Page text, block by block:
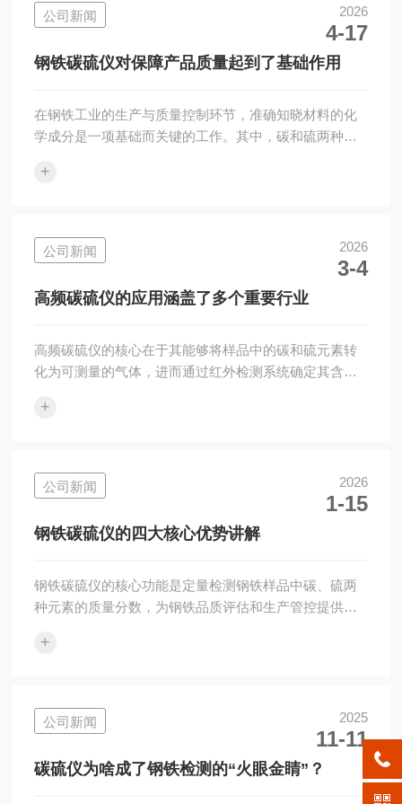
量，便成为材料科学和工业质检领域的关键课题。高频
碳硫仪的工作原理基于两大核心技术的协同——“高频感
应燃烧”与“红外吸收光谱”。步骤一：操作人员将待测样
品(如钢屑、矿石粉末等)放入陶瓷坩埚中，再加...
公司新闻 2026
4-17
钢铁碳硫仪对保障产品质量起到了基础作用
在钢铁工业的生产与质量控制环节，准确知晓材料的化
学成分是一项基础而关键的工作。其中，碳和硫两种元
速、准确地测定这些元素的含量，一种名为钢铁碳硫仪
基于燃烧法：将待测的钢铁样品置于高温炉中通入氧气
燃烧，使样品中的碳和硫元素分别转化为二氧化碳和二
氧化硫气体。随后，仪器通过特定的检测系统(如红外吸
收法)来测量这些气体的浓度，经过计算，便能换算...
+
公司新闻 2026
3-4
高频碳硫仪的应用涵盖了多个重要行业
高频碳硫仪的核心在于其能够将样品中的碳和硫元素转
化为可测量的气体，进而通过红外检测系统确定其含
感应炉中，在富氧环境下迅速加热至高温(通常超过
统，确保样品熔融且无飞溅，从而保证数据的准确性。
2.红外吸收检测：生成的混合气体经过除尘、脱水等预
处理后，进入红外检测池。根据朗伯-比尔定律，CO和
SO分子对特定波长的红外光具有选择...
+
公司新闻 2026
1-15
钢铁碳硫仪的四大核心优势讲解
钢铁碳硫仪的核心功能是定量检测钢铁样品中碳、硫两
种元素的质量分数，为钢铁品质评估和生产管控提供准
化、合规管控”展开，具体可分为三类：钢铁品质的准确
求，碳硫仪通过准确检测，可快速判断样品是否符合对
应的材质标准。比如检测低碳钢样品的碳含量是否低于
0.25%，避免因碳含量超标导致钢铁硬度过高、韧性不
足。生产工艺的优化支撑。在钢铁冶炼过...
+
公司新闻 2025
11-11
碳硫仪为啥成了钢铁检测的“火眼金睛”？